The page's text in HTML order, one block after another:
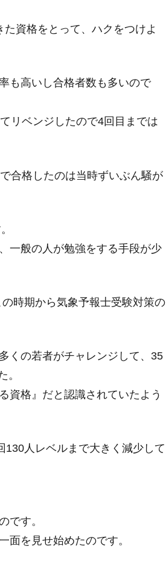
資格をとって、ハクをつけよ
も高いし合格者数も多いので
リベンジしたので4回目までは
合格したのは当時ずいぶん騒が
一般の人が勉強をする手段が少
時期から気象予報士受験対策の
くの若者がチャレンジして、35
。
資格』だと認識されていたよう
人レベルまで大きく減少して
です。
面を見せ始めたのです。